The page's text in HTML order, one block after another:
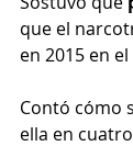
que el
en 2015 en
Contó cómo
ella en